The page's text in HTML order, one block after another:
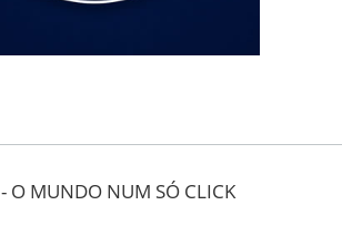
- O MUNDO NUM SÓ CLICK